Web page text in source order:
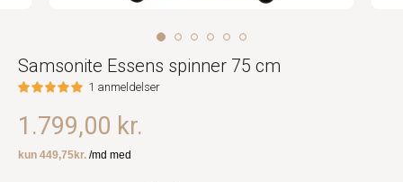
Samsonite Essens spinner 75 cm
1 anmeldelser
1.799,00 kr.